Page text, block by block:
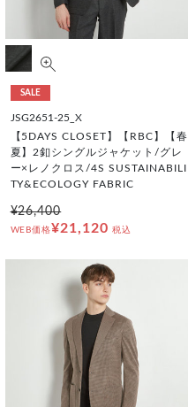
SALE
JSG2651-25_X
【5DAYS CLOSET】【RBC】【春
夏】2釦シングルジャケット/グレ
ー×レノクロス/4S SUSTAINABILI
TY&ECOLOGY FABRIC
¥26,400
WEB価格¥21,120 税込